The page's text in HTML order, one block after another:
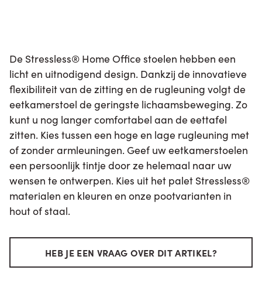
De Stressless® Home Office stoelen hebben een
licht en uitnodigend design. Dankzij de innovatieve
flexibiliteit van de zitting en de rugleuning volgt de
eetkamerstoel de geringste lichaamsbeweging. Zo
kunt u nog langer comfortabel aan de eettafel
zitten. Kies tussen een hoge en lage rugleuning met
of zonder armleuningen. Geef uw eetkamerstoelen
een persoonlijk tintje door ze helemaal naar uw
wensen te ontwerpen. Kies uit het palet Stressless®
materialen en kleuren en onze pootvarianten in
hout of staal.
HEB JE EEN VRAAG OVER DIT ARTIKEL?